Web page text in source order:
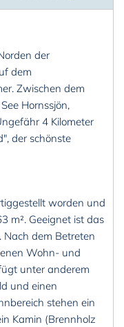
der
dem
Zwischen dem
Hornssjön,
4 Kilometer
der schönste
worden und
m². Geeignet ist das
Nach dem Betreten
Wohn- und
unter anderem
und einen
stehen ein
Kamin (Brennholz